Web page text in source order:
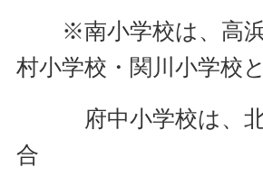
※南小学校は、高浜
村小学校・関川小学校
府中小学校は、北
合